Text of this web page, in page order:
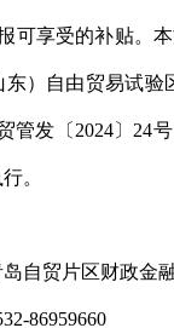
可享受的补贴。
）自由贸易试验
管发〔2024〕24
。
自贸片区财政金
86959660